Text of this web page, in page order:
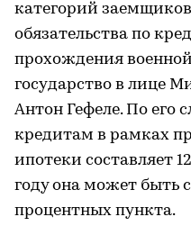
категорий
обязательства по
прохождения
государство в лице
Антон Гефеле. По его
кредитам в рамках
ипотеки составляет
году она может быть
процентных пункта.